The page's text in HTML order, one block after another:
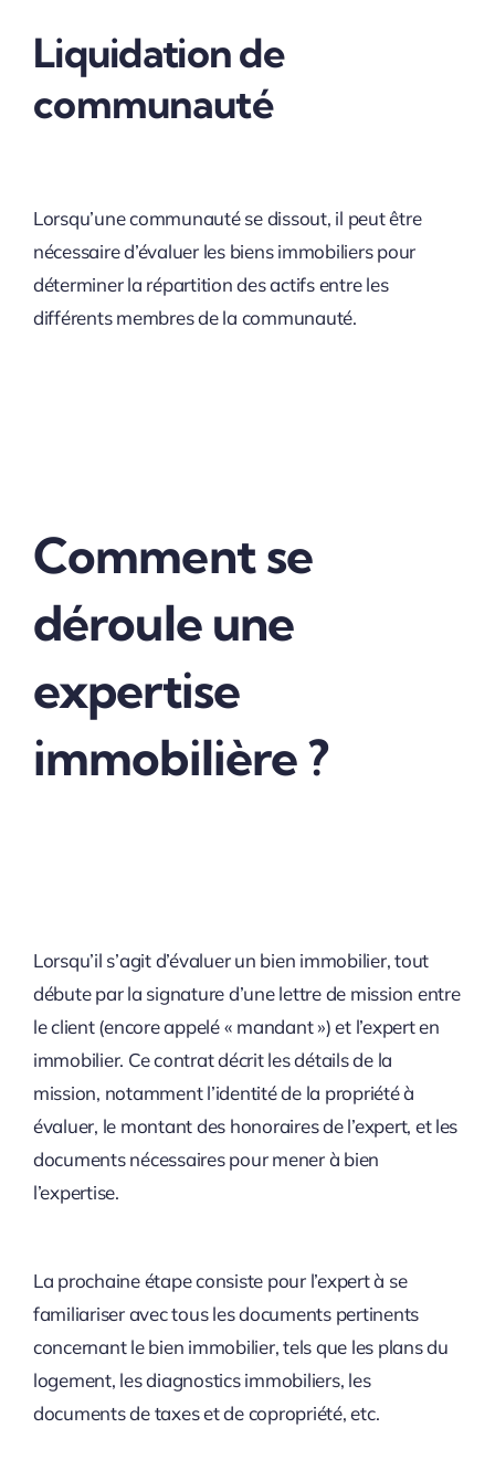
Liquidation de
communauté
Lorsqu’une communauté se dissout, il peut être
nécessaire d’évaluer les biens immobiliers pour
déterminer la répartition des actifs entre les
différents membres de la communauté.
Comment se
déroule une
expertise
immobilière ?
Lorsqu’il s’agit d’évaluer un bien immobilier, tout
débute par la signature d’une lettre de mission entre
le client (encore appelé « mandant ») et l’expert en
immobilier. Ce contrat décrit les détails de la
mission, notamment l’identité de la propriété à
évaluer, le montant des honoraires de l’expert, et les
documents nécessaires pour mener à bien
l’expertise.
La prochaine étape consiste pour l’expert à se
familiariser avec tous les documents pertinents
concernant le bien immobilier, tels que les plans du
logement, les diagnostics immobiliers, les
documents de taxes et de copropriété, etc.